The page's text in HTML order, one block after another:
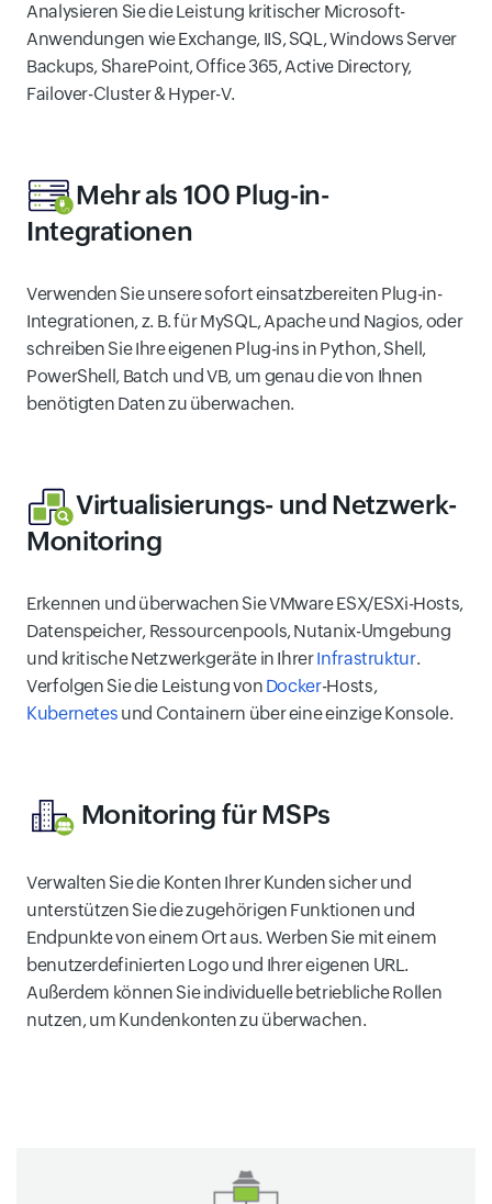
Analysieren Sie die Leistung kritischer Microsoft-
Anwendungen wie Exchange, IIS, SQL, Windows Server
Backups, SharePoint, Office 365, Active Directory,
Failover-Cluster & Hyper-V.
Mehr als 100 Plug-in-
Integrationen
Verwenden Sie unsere sofort einsatzbereiten Plug-in-
Integrationen, z. B. für MySQL, Apache und Nagios, oder
schreiben Sie Ihre eigenen Plug-ins in Python, Shell,
PowerShell, Batch und VB, um genau die von Ihnen
benötigten Daten zu überwachen.
Virtualisierungs- und Netzwerk-
Monitoring
Erkennen und überwachen Sie VMware ESX/ESXi-Hosts,
Datenspeicher, Ressourcenpools, Nutanix-Umgebung
und kritische Netzwerkgeräte in IhrerInfrastruktur.
Verfolgen Sie die Leistung von Docker-Hosts,
Kubernetes und Containern über eine einzige Konsole.
Monitoring für MSPs
Verwalten Sie die Konten Ihrer Kunden sicher und
unterstützen Sie die zugehörigen Funktionen und
Endpunkte von einem Ort aus. Werben Sie mit einem
benutzerdefinierten Logo und Ihrer eigenen URL.
Außerdem können Sie individuelle betriebliche Rollen
nutzen, um Kundenkonten zu überwachen.